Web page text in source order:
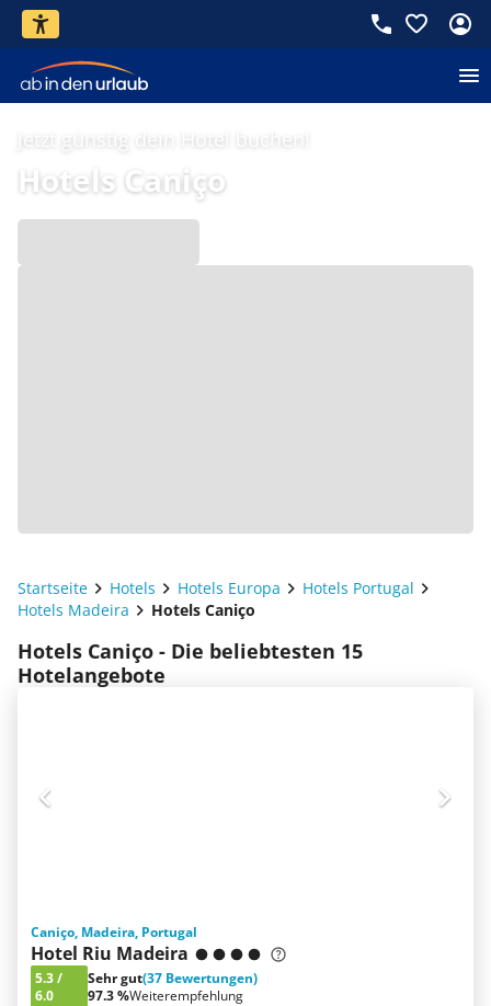
Jetzt günstig dein Hotel buchen!
Hotels Caniço
Startseite Hotels Hotels Europa
Hotels Portugal
Hotels Madeira
Hotels Caniço
Hotels Caniço - Die beliebtesten 15
Hotelangebote
Caniço, Madeira, Portugal
Hotel Riu Madeira
5.3/
6.0
Sehr gut(37 Bewertungen)
97.3 %Weiterempfehlung